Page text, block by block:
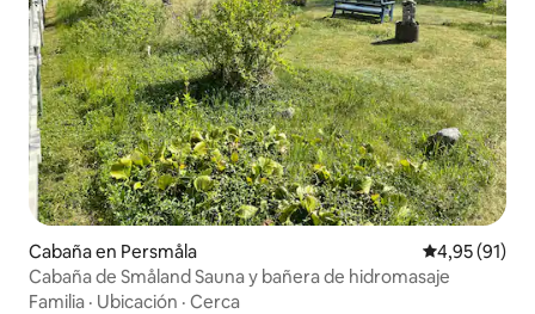
Cabaña en Persmåla Calificación
4,95 (91)
Cabaña de Småland Sauna y bañera de hidromasaje
Familia · Ubicación · Cerca